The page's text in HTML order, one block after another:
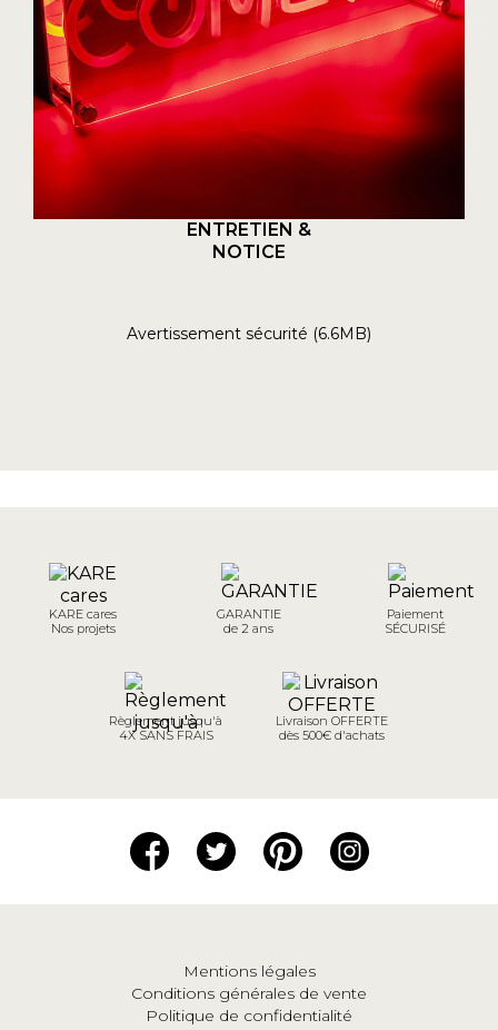
ENTRETIEN &
NOTICE
Avertissement sécurité (6.6MB)
KARE cares
Nos projets
GARANTIE
de 2 ans
Paiement
SÉCURISÉ
Règlement jusqu'à
4X SANS FRAIS
Livraison OFFERTE
dès 500€ d'achats
Mentions légales
Conditions générales de vente
Politique de confidentialité